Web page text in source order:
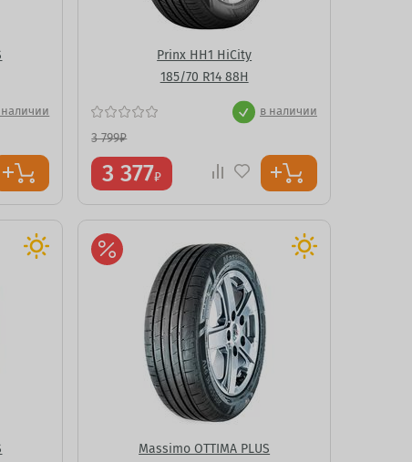
наличии
Prinx HH1 HiCity
185/70 R14 88H
в наличии
3 799₽
3 377₽
Massimo OTTIMA PLUS